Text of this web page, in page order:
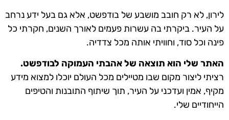
לירון, לא רק חובב מושבע של בודפשט, אלא גם בעל ידע נרחב
על העיר. ביקרתי בה עשרות פעמים לאורך השנים, חקרתי כל
פינה וכל סוד, וחוויתי אותה מכל צדדיה.
האתר שלי הוא תוצאה של אהבתי העמוקה לבודפשט.
רציתי ליצור מקום שבו מטיילים מכל העולם יוכלו למצוא מידע
מקיף, אמין ועדכני על העיר, תוך שיתוף התובנות והטיפים
הייחודיים שלי.